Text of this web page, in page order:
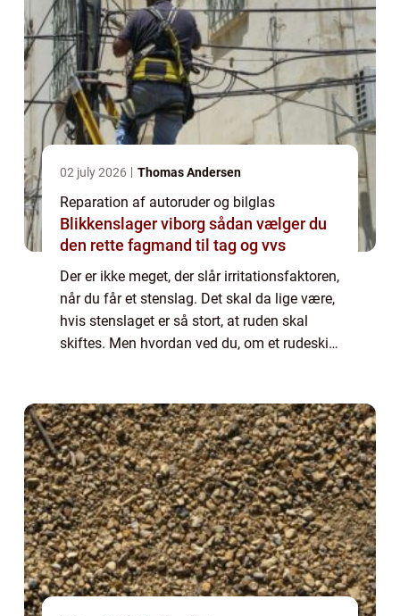
02 july 2026 Thomas Andersen
Reparation af autoruder og bilglas
Blikkenslager viborg sådan vælger du
den rette fagmand til tag og vvs
Der er ikke meget, der slår irritationsfaktoren,
når du får et stenslag. Det skal da lige være,
hvis stenslaget er så stort, at ruden skal
skiftes. Men hvordan ved du, om et rudeskift